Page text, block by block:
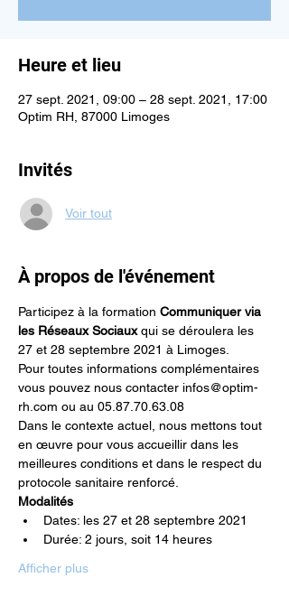
Heure et lieu
27 sept. 2021, 09:00 – 28 sept. 2021, 17:00
Optim RH, 87000 Limoges
Invités
Voir tout
À propos de l'événement
Participez à la formation Communiquer via
les Réseaux Sociaux qui se déroulera les
27 et 28 septembre 2021 à Limoges.
Pour toutes informations complémentaires
vous pouvez nous contacter infos@optim-
rh.com ou au 05.87.70.63.08
Dans le contexte actuel, nous mettons tout
en œuvre pour vous accueillir dans les
meilleures conditions et dans le respect du
protocole sanitaire renforcé.
Modalités
Dates: les 27 et 28 septembre 2021
Durée: 2 jours, soit 14 heures
Afficher plus